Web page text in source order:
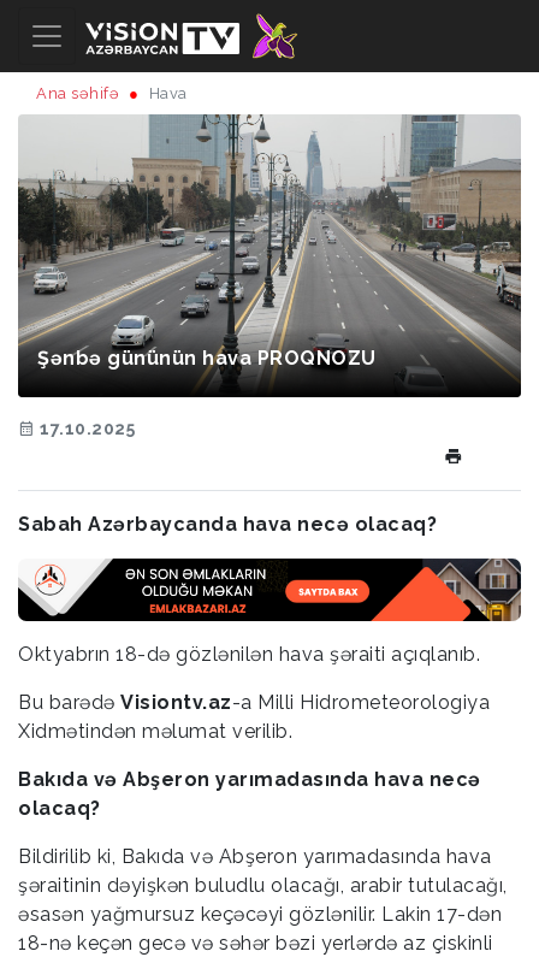
Ana səhifə Hava
Şənbə gününün hava PROQNOZU
17.10.2025
Sabah Azərbaycanda hava necə olacaq?
Oktyabrın 18-də gözlənilən hava şəraiti açıqlanıb.
Bu barədə Visiontv.az-a Milli Hidrometeorologiya
Xidmətindən məlumat verilib.
Bakıda və Abşeron yarımadasında hava necə
olacaq?
Bildirilib ki, Bakıda və Abşeron yarımadasında hava
şəraitinin dəyişkən buludlu olacağı, arabir tutulacağı,
əsasən yağmursuz keçəcəyi gözlənilir. Lakin 17-dən
18-nə keçən gecə və səhər bəzi yerlərdə az çiskinli